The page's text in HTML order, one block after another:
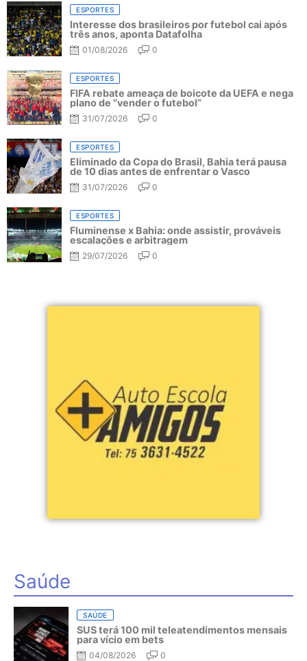
ESPORTES
Interesse dos brasileiros por futebol cai após
três anos, aponta Datafolha
01/08/2026 0
ESPORTES
FIFA rebate ameaça de boicote da UEFA e nega
plano de “vender o futebol”
31/07/2026 0
ESPORTES
Eliminado da Copa do Brasil, Bahia terá pausa
de 10 dias antes de enfrentar o Vasco
31/07/2026 0
ESPORTES
Fluminense x Bahia: onde assistir, prováveis
escalações e arbitragem
29/07/2026 0
Saúde
SAÚDE
SUS terá 100 mil teleatendimentos mensais
para vício em bets
04/08/2026 0